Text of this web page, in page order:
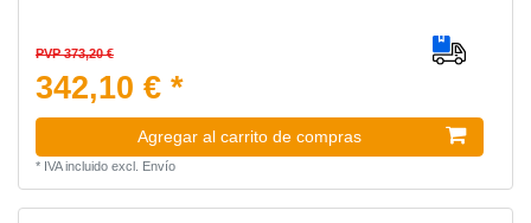
PVP 373,20 €
342,10 € *
Agregar al carrito de compras
* IVA incluidoexcl. Envío